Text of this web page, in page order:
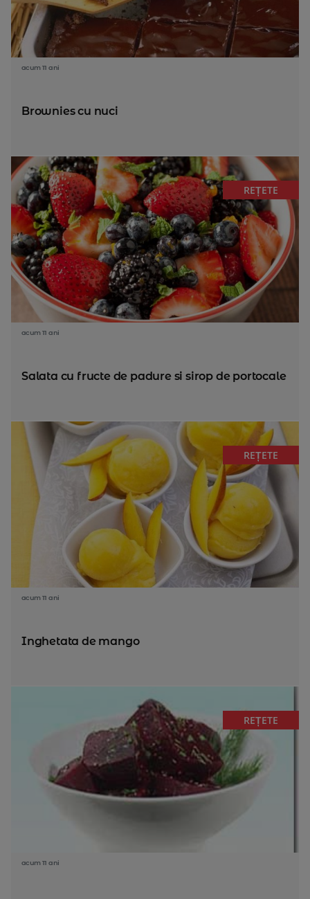
acum 11 ani
Brownies cu nuci
REȚETE
acum 11 ani
Salata cu fructe de padure si sirop de portocale
REȚETE
acum 11 ani
Inghetata de mango
REȚETE
acum 11 ani